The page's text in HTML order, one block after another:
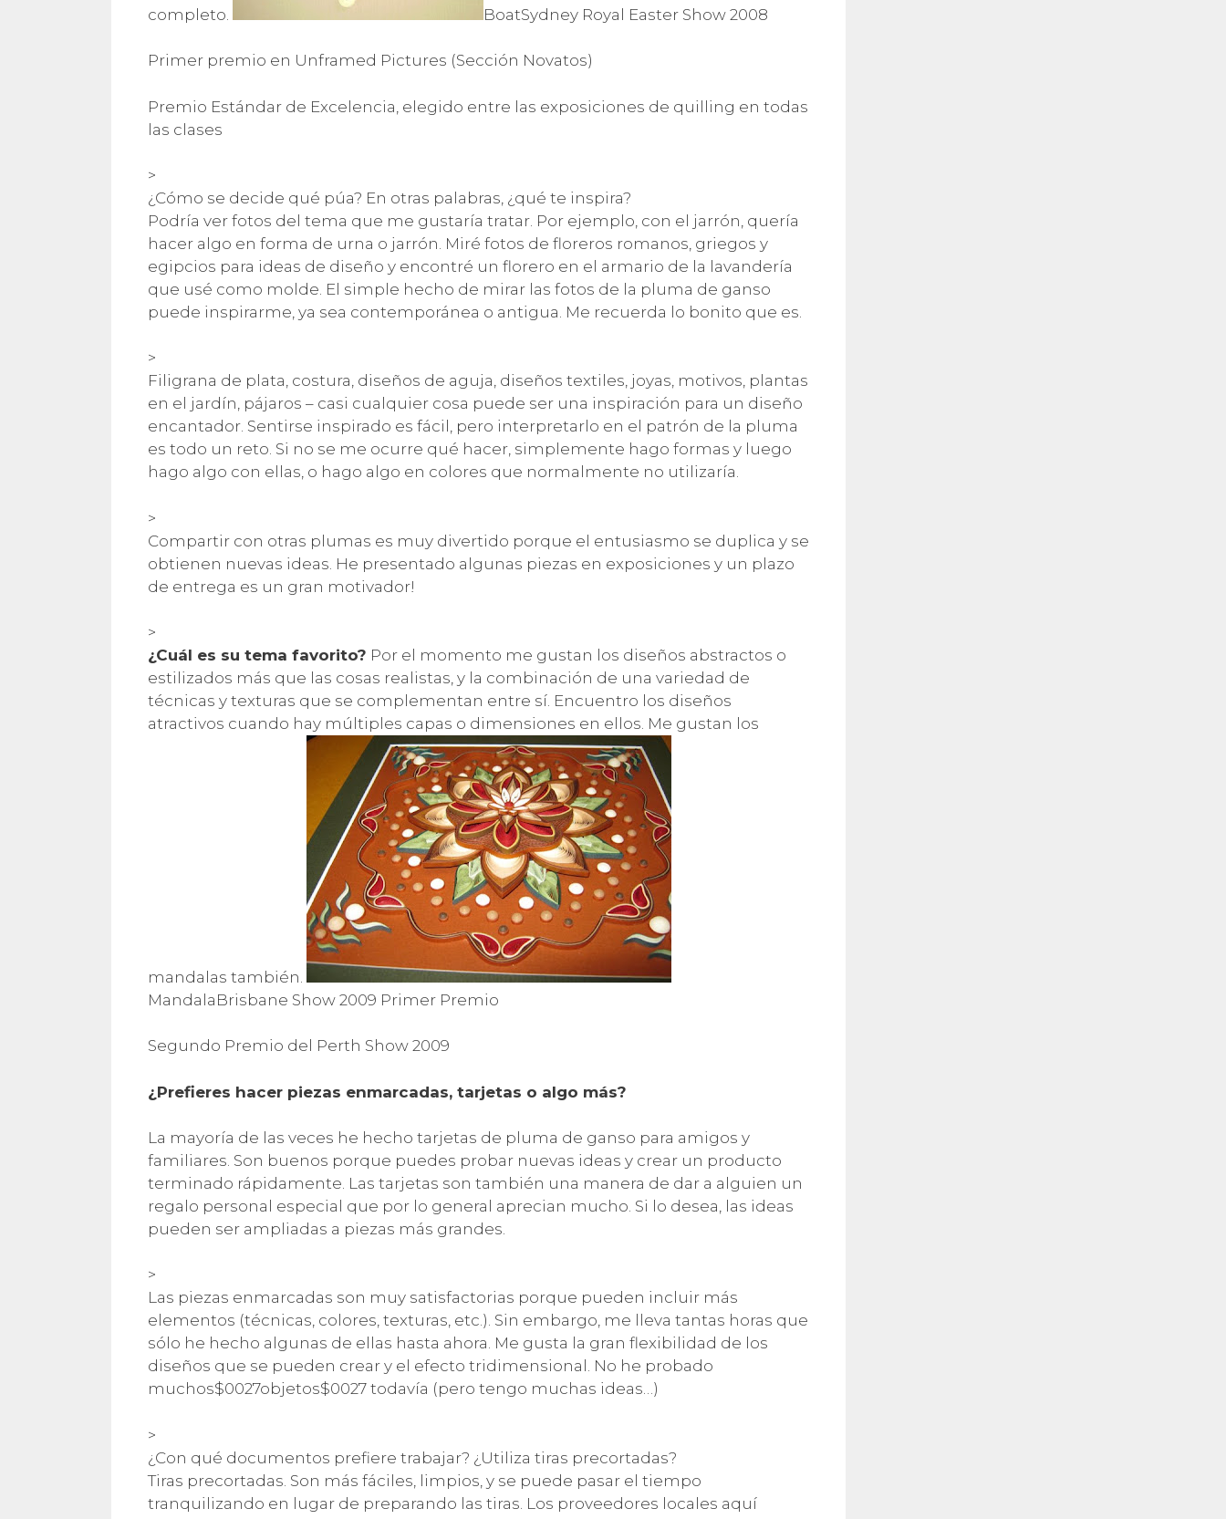
completo. BoatSydney Royal Easter Show 2008
Primer premio en Unframed Pictures (Sección Novatos)
Premio Estándar de Excelencia, elegido entre las exposiciones de quilling en todas
las clases
>
¿Cómo se decide qué púa? En otras palabras, ¿qué te inspira?
Podría ver fotos del tema que me gustaría tratar. Por ejemplo, con el jarrón, quería
hacer algo en forma de urna o jarrón. Miré fotos de floreros romanos, griegos y
egipcios para ideas de diseño y encontré un florero en el armario de la lavandería
que usé como molde. El simple hecho de mirar las fotos de la pluma de ganso
puede inspirarme, ya sea contemporánea o antigua. Me recuerda lo bonito que es.
>
Filigrana de plata, costura, diseños de aguja, diseños textiles, joyas, motivos, plantas
en el jardín, pájaros – casi cualquier cosa puede ser una inspiración para un diseño
encantador. Sentirse inspirado es fácil, pero interpretarlo en el patrón de la pluma
es todo un reto. Si no se me ocurre qué hacer, simplemente hago formas y luego
hago algo con ellas, o hago algo en colores que normalmente no utilizaría.
>
Compartir con otras plumas es muy divertido porque el entusiasmo se duplica y se
obtienen nuevas ideas. He presentado algunas piezas en exposiciones y un plazo
de entrega es un gran motivador!
>
¿Cuál es su tema favorito? Por el momento me gustan los diseños abstractos o
estilizados más que las cosas realistas, y la combinación de una variedad de
técnicas y texturas que se complementan entre sí. Encuentro los diseños
atractivos cuando hay múltiples capas o dimensiones en ellos. Me gustan los
mandalas también.
MandalaBrisbane Show 2009 Primer Premio
Segundo Premio del Perth Show 2009
¿Prefieres hacer piezas enmarcadas, tarjetas o algo más?
La mayoría de las veces he hecho tarjetas de pluma de ganso para amigos y
familiares. Son buenos porque puedes probar nuevas ideas y crear un producto
terminado rápidamente. Las tarjetas son también una manera de dar a alguien un
regalo personal especial que por lo general aprecian mucho. Si lo desea, las ideas
pueden ser ampliadas a piezas más grandes.
>
Las piezas enmarcadas son muy satisfactorias porque pueden incluir más
elementos (técnicas, colores, texturas, etc.). Sin embargo, me lleva tantas horas que
sólo he hecho algunas de ellas hasta ahora. Me gusta la gran flexibilidad de los
diseños que se pueden crear y el efecto tridimensional. No he probado
muchos$0027objetos$0027 todavía (pero tengo muchas ideas…)
>
¿Con qué documentos prefiere trabajar? ¿Utiliza tiras precortadas?
Tiras precortadas. Son más fáciles, limpios, y se puede pasar el tiempo
tranquilizando en lugar de preparando las tiras. Los proveedores locales aquí